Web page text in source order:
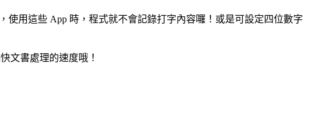
用這些 App 時，程式就不會記錄打字內容囉！或是可設定四位數字
文書處理的速度哦！